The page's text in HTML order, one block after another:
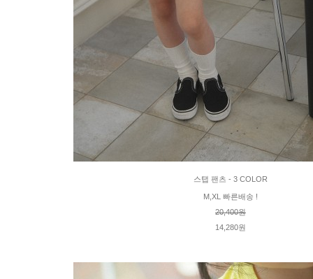
스탭 팬츠 - 3 COLOR
M,XL 빠른배송 !
20,400원
14,280원